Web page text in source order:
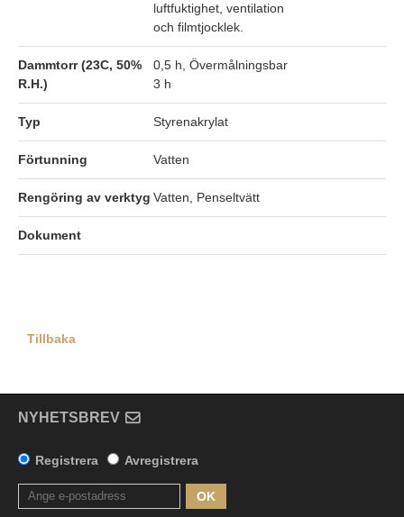
luftfuktighet, ventilation
och filmtjocklek.
Dammtorr (23C, 50%
R.H.)
0,5 h, Övermålningsbar
3 h
Typ Styrenakrylat
Förtunning Vatten
Rengöring av verktyg Vatten, Penseltvätt
Dokument
Tillbaka
NYHETSBREV
Registrera Avregistrera
OK